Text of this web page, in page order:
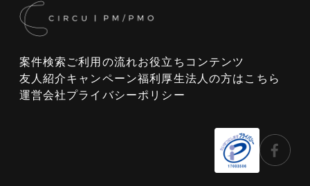
案件検索 ご利用の流れお役立ちコンテンツ
友人紹介キャンペーン福利厚生法人の方はこちら
運営会社プライバシーポリシー